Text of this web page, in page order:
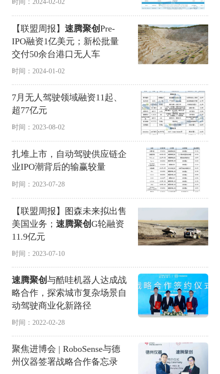
【联盟周报】 速腾聚创Pre-
IPO融资1亿美元；新松批量
交付50余台港口无人车
时间：2024-01-02
7月无人驾驶领域融资11起、
超77亿元
时间：2023-08-02
扎堆上市，自动驾驶供应链企
业IPO潮背后的输赢较量
时间：2023-07-28
【联盟周报】图森未来拟出售
美国业务； 速腾聚创 G轮融资
11.9亿元
时间：2023-07-10
速腾聚创 与酷哇机器人达成战
略合作，探索城市复杂场景自
动驾驶商业化新路径
时间：2022-02-28
聚焦进博会 | RoboSense与德
州仪器签署战略合作备忘录